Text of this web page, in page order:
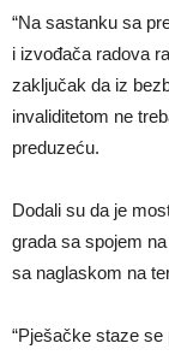
“Na sastanku sa
i izvođača radova
zaključak da iz
invaliditetom ne
preduzeću.
Dodali su da je
grada sa spojem
sa naglaskom na
“Pješačke staze